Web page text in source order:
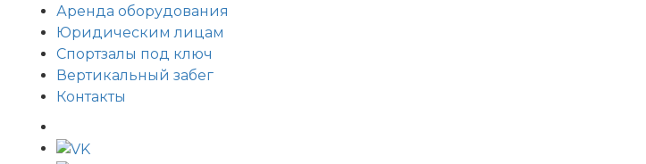
Аренда оборудования
Юридическим лицам
Спортзалы под ключ
Вертикальный забег
Контакты